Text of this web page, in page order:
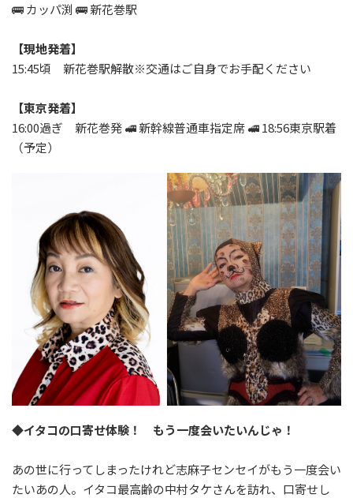
🚌 カッパ渕 🚌 新花巻駅
【現地発着】
15:45頃 新花巻駅解散※交通はご自身でお手配ください
【東京発着】
16:00過ぎ 新花巻発 🚅 新幹線普通車指定席 🚅 18:56東京駅着
（予定）
◆イタコの口寄せ体験！ もう一度会いたいんじゃ！
あの世に行ってしまったけれど志麻子センセイがもう一度会い
たいあの人。イタコ最高齢の中村タケさんを訪れ、口寄せし